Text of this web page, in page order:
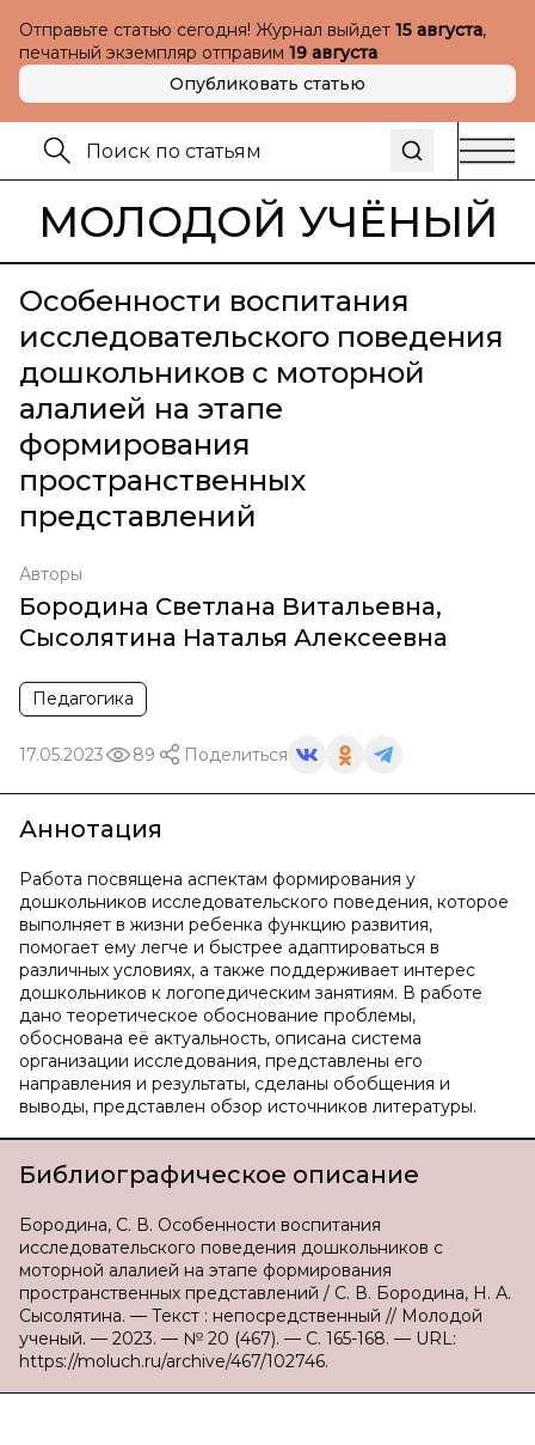
Отправьте статью сегодня! Журнал выйдет 15 августа,
печатный экземпляр отправим 19 августа
Опубликовать статью
МОЛОДОЙ УЧЁНЫЙ
Особенности воспитания
исследовательского поведения
дошкольников с моторной
алалией на этапе
формирования
пространственных
представлений
Авторы
Бородина Светлана Витальевна,
Сысолятина Наталья Алексеевна
Педагогика
17.05.2023 89 Поделиться
Аннотация
Работа посвящена аспектам формирования у
дошкольников исследовательского поведения, которое
выполняет в жизни ребенка функцию развития,
помогает ему легче и быстрее адаптироваться в
различных условиях, а также поддерживает интерес
дошкольников к логопедическим занятиям. В работе
дано теоретическое обоснование проблемы,
обоснована её актуальность, описана система
организации исследования, представлены его
направления и результаты, сделаны обобщения и
выводы, представлен обзор источников литературы.
Библиографическое описание
Бородина, С. В. Особенности воспитания
исследовательского поведения дошкольников с
моторной алалией на этапе формирования
пространственных представлений / С. В. Бородина, Н. А.
Сысолятина. — Текст : непосредственный // Молодой
ученый. — 2023. — № 20 (467). — С. 165-168. — URL:
https://moluch.ru/archive/467/102746.